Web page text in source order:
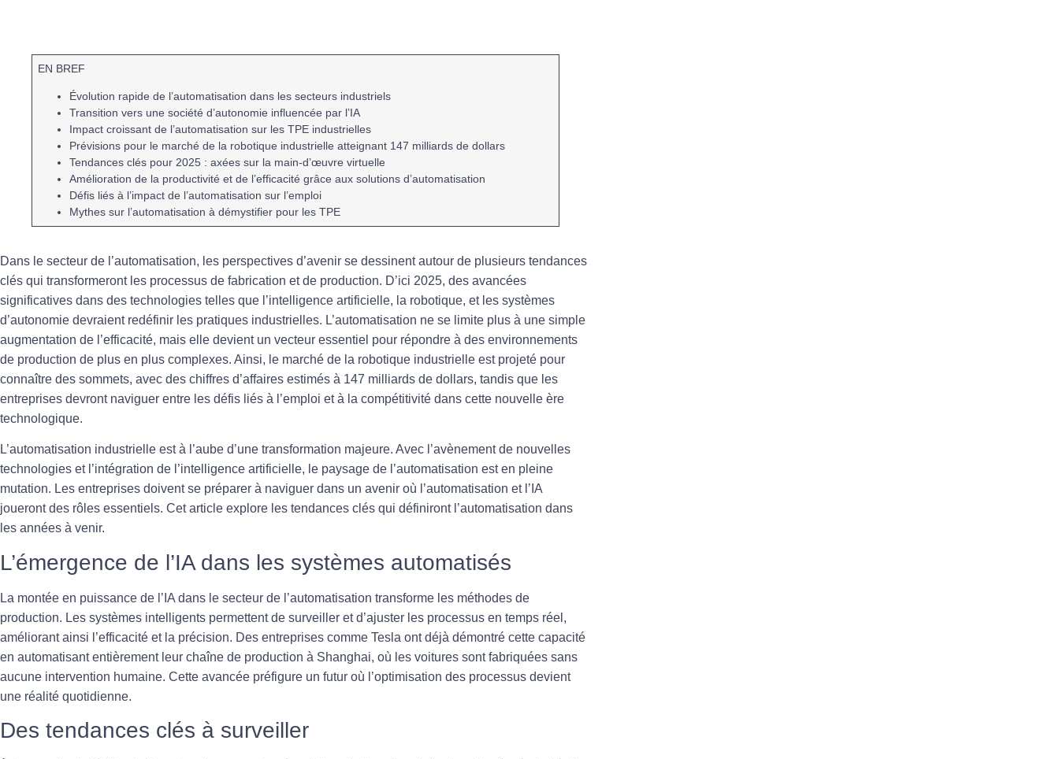
EN BREF
Évolution rapide de l’automatisation dans les secteurs industriels
Transition vers une société d’autonomie influencée par l’IA
Impact croissant de l’automatisation sur lesTPE industrielles
Prévisions pour le marché de la robotique industrielle atteignant 147 milliards de dollars
Tendances clés pour 2025 : axées sur la main-d’œuvrevirtuelle
Amélioration de la productivité et de l’efficacité grâce aux solutions d’automatisation
Défis liés à l’impact de l’automatisation sur l’emploi
Mythes sur l’automatisation à démystifier pour lesTPE
Dans le secteur de l’automatisation, les perspectives d’avenir se dessinent autour de plusieurs tendances
clés qui transformeront les processus de fabrication et de production. D’ici 2025, des avancées
significatives dans des technologies telles que l’intelligence artificielle, la robotique, et les systèmes
d’autonomie devraient redéfinir les pratiques industrielles. L’automatisation ne se limite plus à une simple
augmentation de l’efficacité, mais elle devient un vecteur essentiel pour répondre à des environnements
de production de plus en plus complexes. Ainsi, le marché de la robotique industrielle est projeté pour
connaître des sommets, avec des chiffres d’affaires estimés à 147 milliards de dollars, tandis que les
entreprises devront naviguer entre les défis liés à l’emploi et à la compétitivité dans cette nouvelle ère
technologique.
L’automatisation industrielle est à l’aube d’une transformation majeure. Avec l’avènement de nouvelles
technologies et l’intégration de l’intelligence artificielle, le paysage de l’automatisation est en pleine
mutation. Les entreprises doivent se préparer à naviguer dans un avenir où l’automatisation et l’ IA
joueront des rôles essentiels. Cet article explore les tendances clés qui définiront l’automatisation dans
les années à venir.
L’émergence de l’IA dans les systèmes automatisés
La montée en puissance de l’IA dans le secteur de l’automatisation transforme les méthodes de
production. Les systèmes intelligents permettent de surveiller et d’ajuster les processus en temps réel,
améliorant ainsi l’efficacité et la précision. Des entreprises comme Tesla ont déjà démontré cette capacité
en automatisant entièrement leur chaîne de production à Shanghai, où les voitures sont fabriquées sans
aucune intervention humaine. Cette avancée préfigure un futur où l’optimisation des processus devient
une réalité quotidienne.
Des tendances clés à surveiller